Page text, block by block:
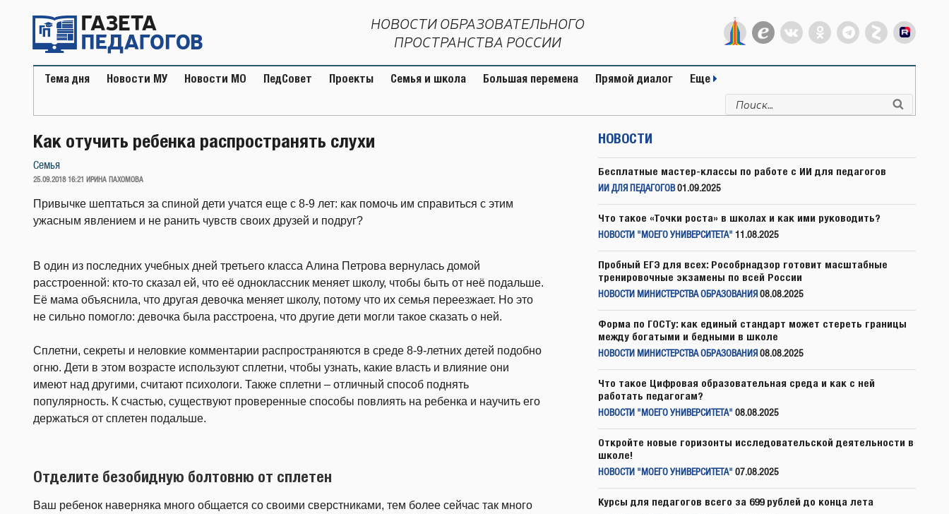
содержимому
НОВОСТИ ОБРАЗОВАТЕЛЬНОГО
ПРОСТРАНСТВА РОССИИ
Тема дня Новости МУ Новости МО ПедСовет Проекты Семья и школа Большая перемена Прямой диалог Еще
Искать:
Как отучить ребенка распространять слухи
Семья
ОПУБЛИКОВАНО
25.09.2018 16:21 ИРИНА ПАХОМОВА
Привычке шептаться за спиной дети учатся еще с 8-9 лет: как помочь им справиться с этим
ужасным явлением и не ранить чувств своих друзей и подруг?
В один из последних учебных дней третьего класса Алина Петрова вернулась домой
расстроенной: кто-то сказал ей, что её одноклассник меняет школу, чтобы быть от неё подальше.
Её мама объяснила, что другая девочка меняет школу, потому что их семья переезжает. Но это
не сильно помогло: девочка была расстроена, что другие дети могли такое сказать о ней.
Сплетни, секреты и неловкие комментарии распространяются в среде 8-9-летних детей подобно
огню. Дети в этом возрасте используют сплетни, чтобы узнать, какие власть и влияние они
имеют над другими, считают психологи. Также сплетни – отличный способ поднять
популярность. К счастью, существуют проверенные способы повлиять на ребенка и научить его
держаться от сплетен подальше.
Отделите безобидную болтовню от сплетен
Ваш ребенок наверняка много общается со своими сверстниками, тем более сейчас так много
НОВОСТИ
Бесплатные мастер-классы по работе с ИИ для педагогов
ИИ ДЛЯ ПЕДАГОГОВ 01.09.2025
Что такое «Точки роста» в школах и как ими руководить?
НОВОСТИ "МОЕГО УНИВЕРСИТЕТА" 11.08.2025
Пробный ЕГЭ для всех: Рособрнадзор готовит масштабные
тренировочные экзамены по всей России
НОВОСТИ МИНИСТЕРСТВА ОБРАЗОВАНИЯ 08.08.2025
Форма по ГОСТу: как единый стандарт может стереть границы
между богатыми и бедными в школе
НОВОСТИ МИНИСТЕРСТВА ОБРАЗОВАНИЯ 08.08.2025
Что такое Цифровая образовательная среда и как с ней
работать педагогам?
НОВОСТИ "МОЕГО УНИВЕРСИТЕТА" 08.08.2025
Откройте новые горизонты исследовательской деятельности в
школе!
НОВОСТИ "МОЕГО УНИВЕРСИТЕТА" 07.08.2025
Курсы для педагогов всего за 699 рублей до конца лета